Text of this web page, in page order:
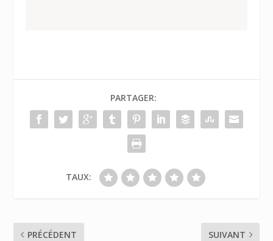
PARTAGER:
TAUX:
PRÉCÉDENT SUIVANT